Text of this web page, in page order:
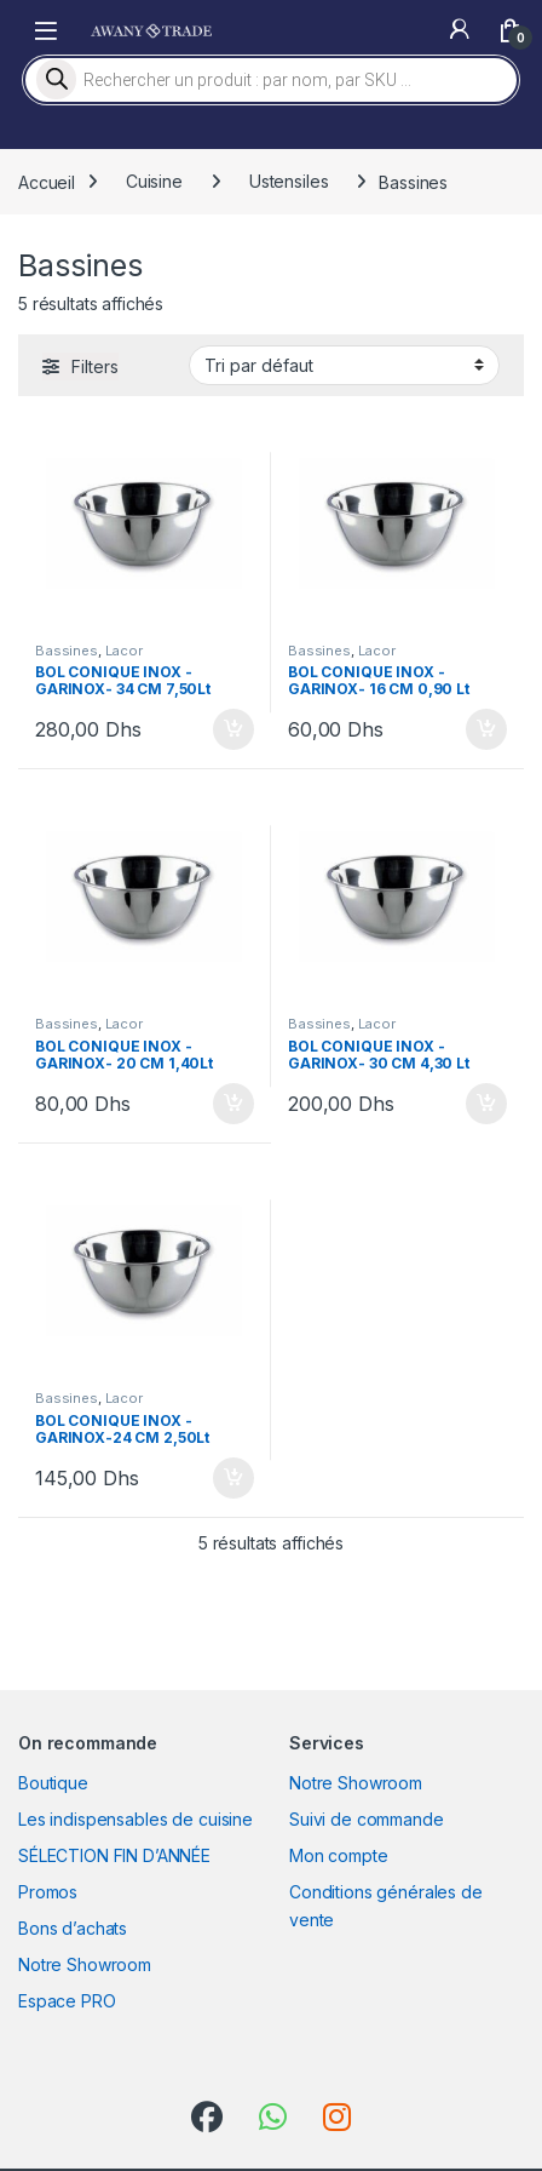
0
Recherche de produits
Accueil Cuisine Ustensiles Bassines
Bassines
5 résultats affichés
Filters
Bassines Lacor
BOL CONIQUE INOX -
GARINOX- 34 CM 7,50Lt
280,00 Dhs
Bassines Lacor
BOL CONIQUE INOX -
GARINOX- 16 CM 0,90 Lt
60,00 Dhs
Bassines, Lacor
BOL CONIQUE INOX -
GARINOX- 20 CM 1,40Lt
80,00 Dhs
Bassines, Lacor
BOL CONIQUE INOX -
GARINOX- 30 CM 4,30 Lt
200,00 Dhs
Bassines, Lacor
BOL CONIQUE INOX -
GARINOX-24 CM 2,50Lt
145,00 Dhs
5 résultats affichés
On recommande
Boutique
Les indispensables de cuisine
SÉLECTION FIN D’ANNÉE
Promos
Bons d’achats
Notre Showroom
Espace PRO
Services
Notre Showroom
Suivi de commande
Mon compte
Conditions générales de
vente